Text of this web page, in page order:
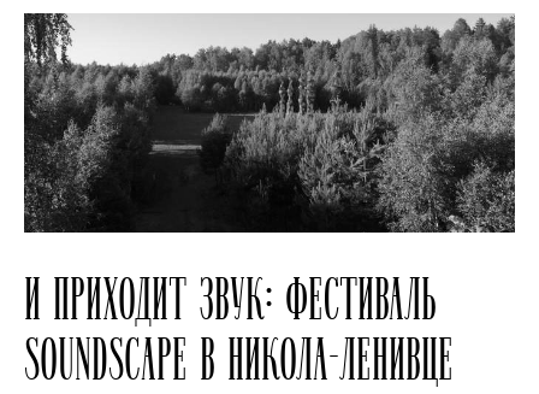
И ПРИХОДИТ ЗВУК: ФЕСТИВАЛЬ
SOUNDSCAPE В НИКОЛА-ЛЕНИВЦЕ